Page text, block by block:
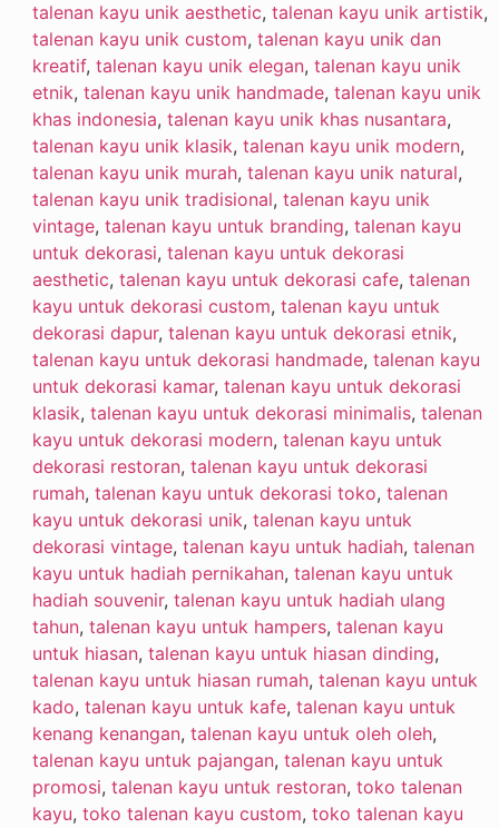
talenan kayu unik aesthetic, talenan kayu unik artistik,
talenan kayu unik custom, talenan kayu unik dan
kreatif, talenan kayu unik elegan, talenan kayu unik
etnik, talenan kayu unik handmade, talenan kayu unik
khas indonesia, talenan kayu unik khas nusantara,
talenan kayu unik klasik, talenan kayu unik modern,
talenan kayu unik murah, talenan kayu unik natural,
talenan kayu unik tradisional, talenan kayu unik
vintage, talenan kayu untuk branding, talenan kayu
untuk dekorasi, talenan kayu untuk dekorasi
aesthetic, talenan kayu untuk dekorasi cafe, talenan
kayu untuk dekorasi custom, talenan kayu untuk
dekorasi dapur, talenan kayu untuk dekorasi etnik,
talenan kayu untuk dekorasi handmade, talenan kayu
untuk dekorasi kamar, talenan kayu untuk dekorasi
klasik, talenan kayu untuk dekorasi minimalis, talenan
kayu untuk dekorasi modern, talenan kayu untuk
dekorasi restoran, talenan kayu untuk dekorasi
rumah, talenan kayu untuk dekorasi toko, talenan
kayu untuk dekorasi unik, talenan kayu untuk
dekorasi vintage, talenan kayu untuk hadiah, talenan
kayu untuk hadiah pernikahan, talenan kayu untuk
hadiah souvenir, talenan kayu untuk hadiah ulang
tahun, talenan kayu untuk hampers, talenan kayu
untuk hiasan, talenan kayu untuk hiasan dinding,
talenan kayu untuk hiasan rumah, talenan kayu untuk
kado, talenan kayu untuk kafe, talenan kayu untuk
kenang kenangan, talenan kayu untuk oleh oleh,
talenan kayu untuk pajangan, talenan kayu untuk
promosi, talenan kayu untuk restoran, toko talenan
kayu, toko talenan kayu custom, toko talenan kayu